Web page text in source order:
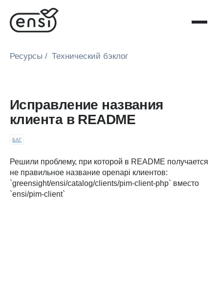
Ресурсы / Технический бэклог
Исправление названия
клиента в README
БАГ
Решили проблему, при которой в README получается
не правильное название openapi клиентов:
`greensight/ensi/catalog/clients/pim-client-php` вместо
`ensi/pim-client`